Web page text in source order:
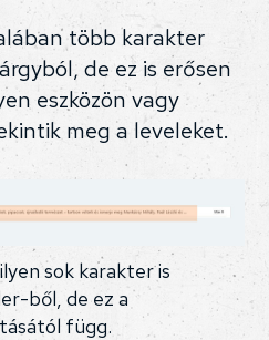
több karakter
de ez is erősen
eszközön vagy
meg a leveleket.
sok karakter is
ből, de ez a
függ.